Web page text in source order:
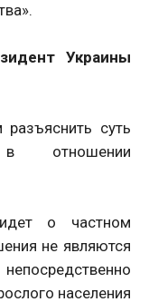
Украины
суть
в отношении
о частном
не являются
населения